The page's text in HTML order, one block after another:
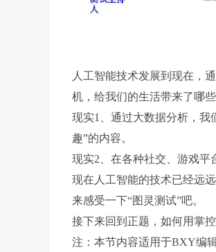
人工智能技术发展到现在，
机，给我们的生活带来了哪
现实1、通过大数据分析，我
趣”的内容。
现实2、在各种社交、游戏平
现在人工智能的技术已经远
来感受一下“图灵测试”吧。
接下来回到正题，如何用掌
注：本节内容适用于BXY编